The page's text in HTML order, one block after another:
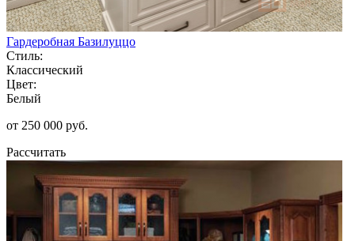
Гардеробная Базилуццо
Стиль:
Классический
Цвет:
Белый
от 250 000 руб.
Рассчитать